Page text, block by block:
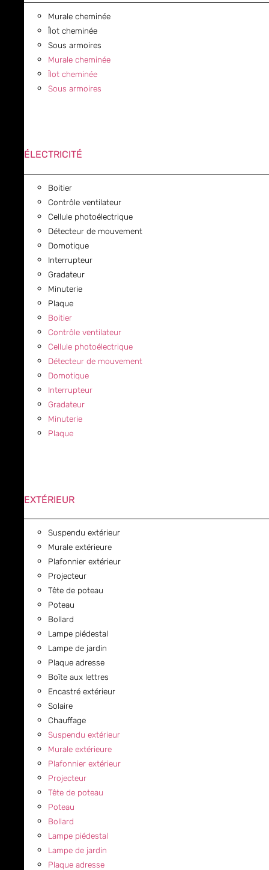
Murale cheminée
Îlot cheminée
Sous armoires
Murale cheminée
Îlot cheminée
Sous armoires
ÉLECTRICITÉ
Boitier
Contrôle ventilateur
Cellule photoélectrique
Détecteur de mouvement
Domotique
Interrupteur
Gradateur
Minuterie
Plaque
Boitier
Contrôle ventilateur
Cellule photoélectrique
Détecteur de mouvement
Domotique
Interrupteur
Gradateur
Minuterie
Plaque
EXTÉRIEUR
Suspendu extérieur
Murale extérieure
Plafonnier extérieur
Projecteur
Tête de poteau
Poteau
Bollard
Lampe piédestal
Lampe de jardin
Plaque adresse
Boîte aux lettres
Encastré extérieur
Solaire
Chauffage
Suspendu extérieur
Murale extérieure
Plafonnier extérieur
Projecteur
Tête de poteau
Poteau
Bollard
Lampe piédestal
Lampe de jardin
Plaque adresse